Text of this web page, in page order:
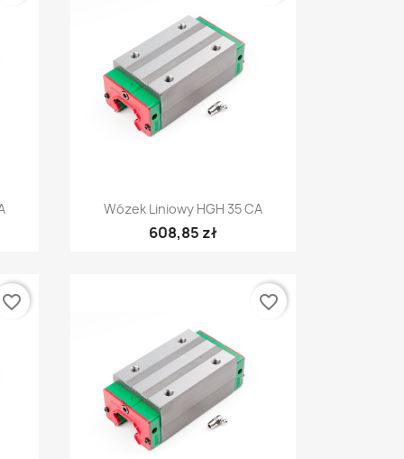
Szybki podgląd
Wózek Liniowy HGH 35 CA
608,85 zł
favorite_border favorite_border